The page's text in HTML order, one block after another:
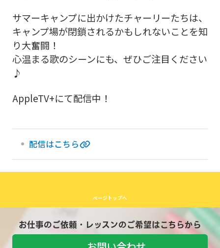
サマーキャンプに出かけたチャーリーたちは、
キャンプ場が閉鎖されるかもしれないことを知
り大奮闘！
心温まる歌のシーンにも、ぜひご注目ください
♪
AppleTV+にて配信中！
配信はこちら
ページトップへ
お仕事のご依頼・レッスンのご希望はこちらから